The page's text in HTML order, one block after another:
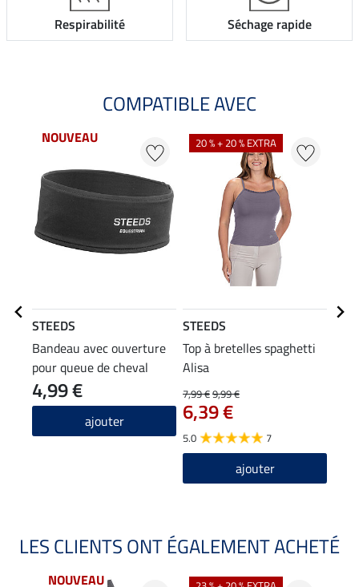
Respirabilité Séchage rapide
COMPATIBLE AVEC
NOUVEAU
STEEDS
Bandeau avec ouverture
pour queue de cheval
4,99 €
ajouter
20 % + 20 % EXTRA
STEEDS
Top à bretelles spaghetti
Alisa
7,99 €9,99 €
6,39 €
5.0 7
ajouter
LES CLIENTS ONT ÉGALEMENT ACHETÉ
NOUVEAU